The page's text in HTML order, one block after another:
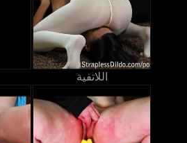
اللاتفية